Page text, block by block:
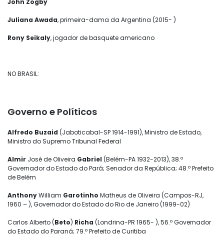
Juliana Awada, primeira-dama da Argentina (2015- )
Rony Seikaly, jogador de basquete americano
NO BRASIL:
Governo e Políticos
Alfredo Buzaid (Jaboticabal-SP 1914-1991), Ministro de Estado,
Ministro do Supremo Tribunal Federal
Almir José de Oliveira Gabriel (Belém-PA 1932-2013), 38.º
Governador do Estado do Pará; Senador da República; 48.º Prefeito
de Belém
AnthonyWilliam Garotinho Matheus de Oliveira (Campos-RJ,
1960 – ), Governador do Estado do Rio de Janeiro (1999-02)
Carlos Alberto (Beto) Richa (Londrina-PR 1965- ), 56.º Governador
do Estado do Paraná; 79.º Prefeito de Curitiba